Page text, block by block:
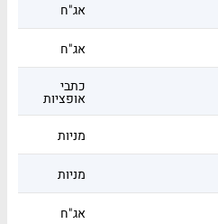
אג"ח
אג"ח
כתבי
אופציות
מניות
מניות
אג"ח